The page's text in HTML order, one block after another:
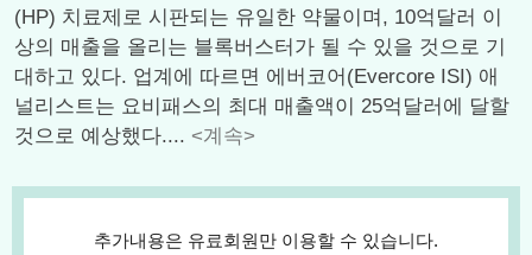
(HP) 치료제로 시판되는 유일한 약물이며, 10억달러 이
상의 매출을 올리는 블록버스터가 될 수 있을 것으로 기
대하고 있다. 업계에 따르면 에버코어(Evercore ISI) 애
널리스트는 요비패스의 최대 매출액이 25억달러에 달할
것으로 예상했다.... <계속>
추가내용은 유료회원만 이용할 수 있습니다.